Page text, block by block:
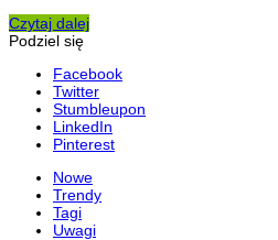
Czytaj dalej
Podziel się
Facebook
Twitter
Stumbleupon
LinkedIn
Pinterest
Nowe
Trendy
Tagi
Uwagi